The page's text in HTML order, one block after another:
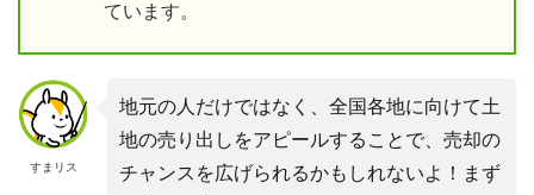
ています。
すまリス
地元の人だけではなく、全国各地に向けて土
地の売り出しをアピールすることで、売却の
チャンスを広げられるかもしれないよ！まず